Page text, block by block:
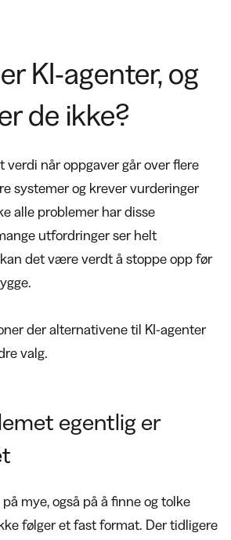
KI-agenter, og
de ikke?
verdi når oppgaver går over flere
systemer og krever vurderinger
alle problemer har disse
utfordringer ser helt
det være verdt å stoppe opp før
der alternativene til KI-agenter
valg.
egentlig er
mye, også på å finne og tolke
følger et fast format. Der tidligere